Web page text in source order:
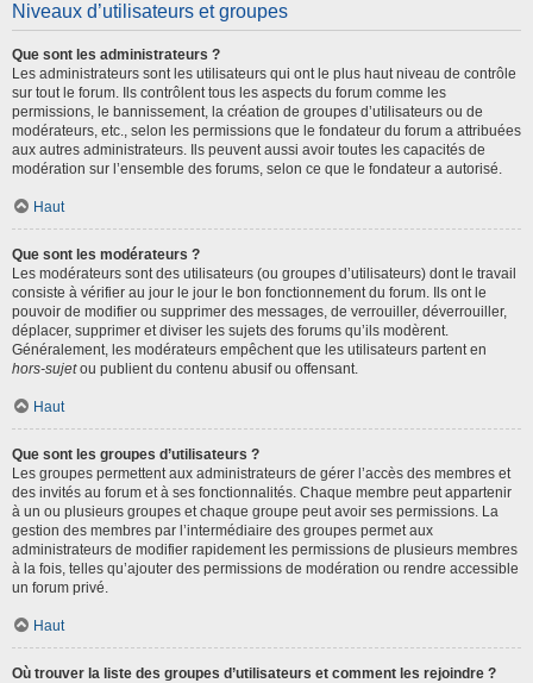
Niveaux d’utilisateurs et groupes
Que sont les administrateurs ?
Les administrateurs sont les utilisateurs qui ont le plus haut niveau de contrôle
sur tout le forum. Ils contrôlent tous les aspects du forum comme les
permissions, le bannissement, la création de groupes d’utilisateurs ou de
modérateurs, etc., selon les permissions que le fondateur du forum a attribuées
aux autres administrateurs. Ils peuvent aussi avoir toutes les capacités de
modération sur l’ensemble des forums, selon ce que le fondateur a autorisé.
Haut
Que sont les modérateurs ?
Les modérateurs sont des utilisateurs (ou groupes d’utilisateurs) dont le travail
consiste à vérifier au jour le jour le bon fonctionnement du forum. Ils ont le
pouvoir de modifier ou supprimer des messages, de verrouiller, déverrouiller,
déplacer, supprimer et diviser les sujets des forums qu’ils modèrent.
Généralement, les modérateurs empêchent que les utilisateurs partent en
hors-sujetou publient du contenu abusif ou offensant.
Haut
Que sont les groupes d’utilisateurs ?
Les groupes permettent aux administrateurs de gérer l’accès des membres et
des invités au forum et à ses fonctionnalités. Chaque membre peut appartenir
à un ou plusieurs groupes et chaque groupe peut avoir ses permissions. La
gestion des membres par l’intermédiaire des groupes permet aux
administrateurs de modifier rapidement les permissions de plusieurs membres
à la fois, telles qu’ajouter des permissions de modération ou rendre accessible
un forum privé.
Haut
Où trouver la liste des groupes d’utilisateurs et comment les rejoindre ?